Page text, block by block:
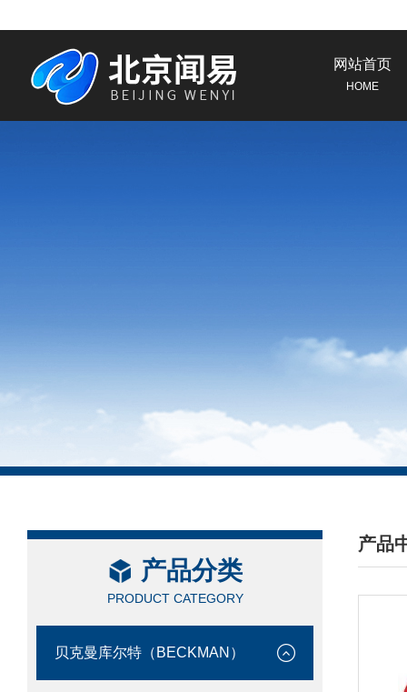
网站首页
HOME
产品分类
PRODUCT CATEGORY
贝克曼库尔特（BECKMAN）
产品
/